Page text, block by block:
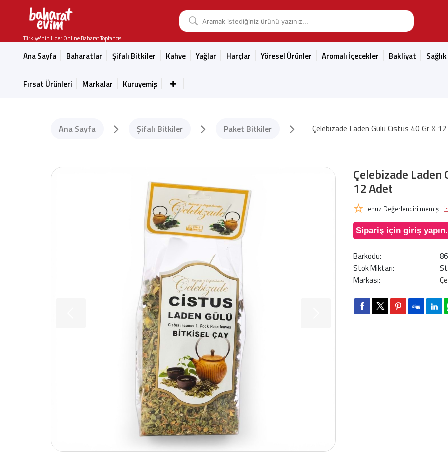
Türkiye'nin Lider Online Baharat Toptancısı
Ana Sayfa Baharatlar Şifalı Bitkiler Kahve Yağlar Harçlar Yöresel Ürünler Aromalı İçecekler Bakliyat
Fırsat Ürünleri Markalar Kuruyemiş
Ana Sayfa Şifalı Bitkiler Paket Bitkiler Çelebizade Laden Gülü Cistus 40 Gr X
Çelebizade Laden
12 Adet
Henüz Değerlendirilmemiş
Sipariş için giriş yapın.
Barkodu:
Stok Miktarı:
Markası: